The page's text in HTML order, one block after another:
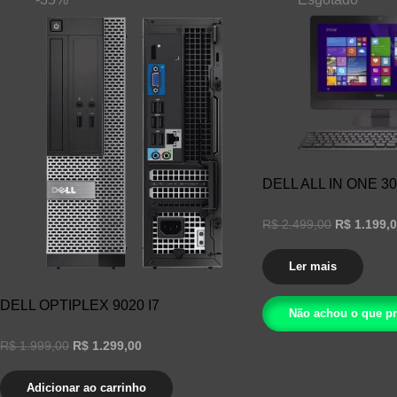
DELL OPTIPLEX 9020 I7
R$1.999,00 O
original
era:
R$ 1.299,00
atual
é:
Adicionar ao carrinho
DELL ALL IN ONE
R$2.499,00 O
original
era:
R$
R$
Ler mais
Não achou o que